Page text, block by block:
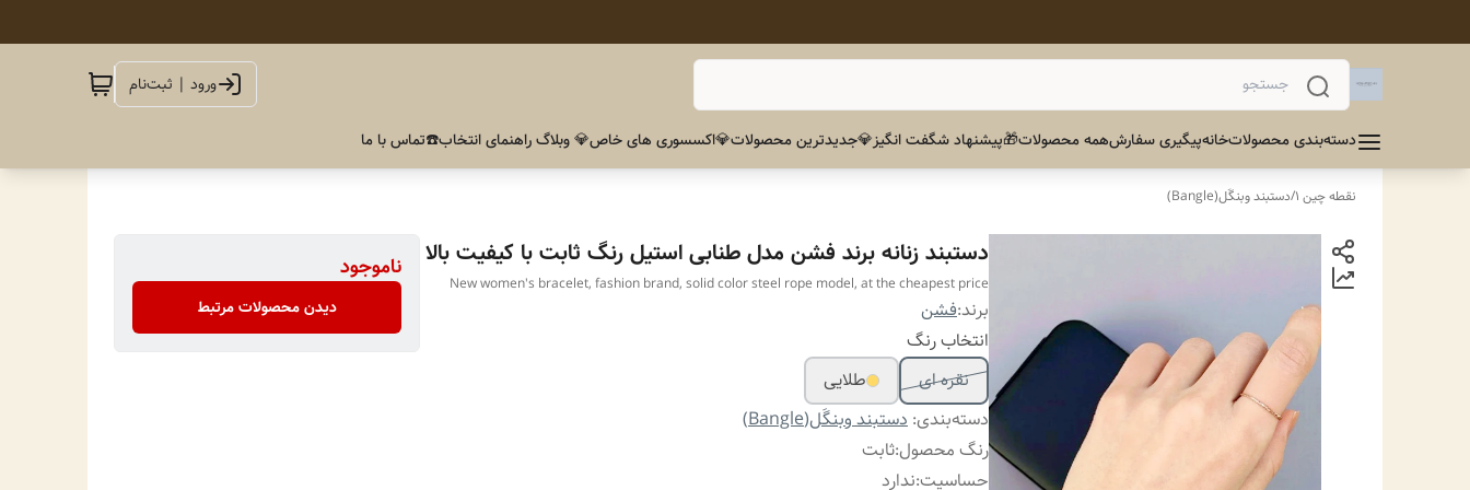
ورود | ثبت‌نام
دسته‌بندی محصولاتخانهپیگیری سفارشهمه محصولات🎁پیشنهاد شگفت انگیز💎جدیدترین محصولات💎اکسسوری های خاص💎 وبلاگ راهنمای انتخاب☎️تماس با ما
نقطه چین 1 /دستبند وبنگَل(Bangle)
دستبند زنانه برند فشن مدل طنابی استیل رنگ ثابت با کیفیت بالا
New women's bracelet, fashion brand, solid color steel rope model, at the cheapest price
برند:فشن
انتخاب رنگ
نقره ای
طلایی
دسته‌بندی: دستبند وبنگَل(Bangle)
رنگ محصول:ثابت
حساسیت:ندارد
ناموجود
دیدن محصولات مرتبط